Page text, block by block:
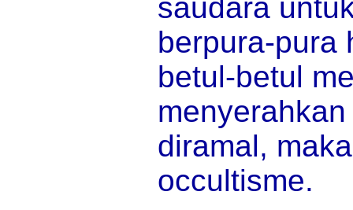
saudara
berpura-pura
betul-betul
diramal,
occultisme.